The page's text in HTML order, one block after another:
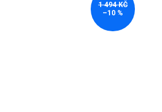
1 494 KČ
–10 %